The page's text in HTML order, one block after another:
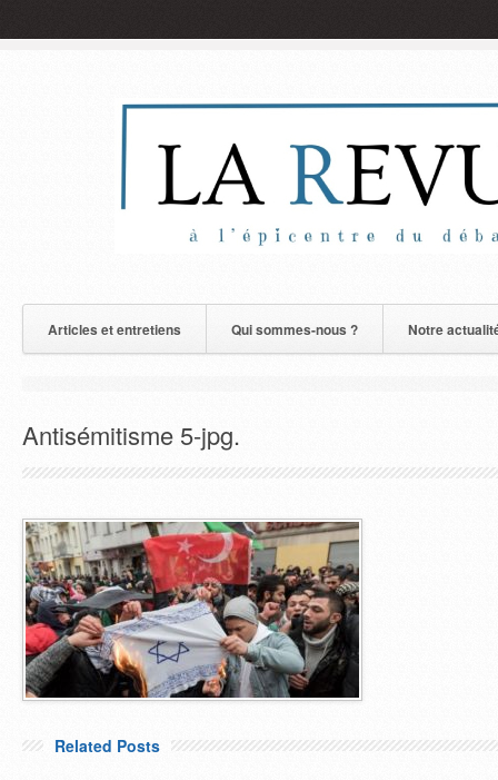
Articles et entretiens Qui sommes-nous ? Notre
Antisémitisme 5-jpg.
Related Posts